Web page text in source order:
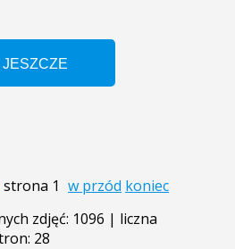
strona 1 w przód koniec
zdjęć: 1096 | liczna
28